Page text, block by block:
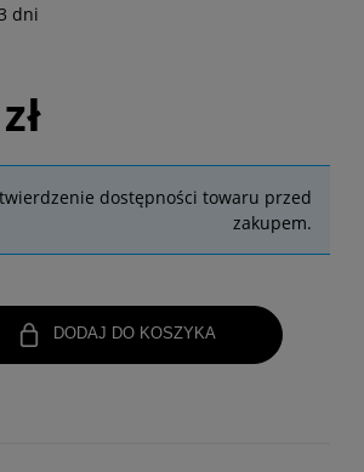
dni
dostępności towaru przed
zakupem.
DODAJ DO KOSZYKA